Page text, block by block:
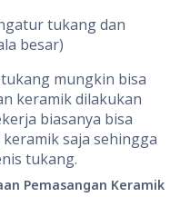
tukang dan
besar)
mungkin bisa
keramik dilakukan
biasanya bisa
saja sehingga
tukang.
Pemasangan Keramik